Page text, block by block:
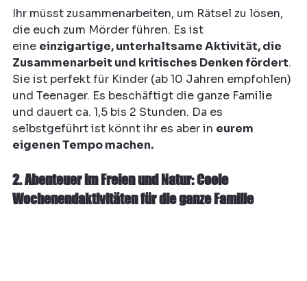
Ihr müsst zusammenarbeiten, um Rätsel zu lösen,
die euch zum Mörder führen. Es ist
eine einzigartige, unterhaltsame Aktivität, die
Zusammenarbeit und kritisches Denken fördert.
Sie ist perfekt für Kinder (ab 10 Jahren empfohlen)
und Teenager. Es beschäftigt die ganze Familie
und dauert ca. 1,5 bis 2 Stunden. Da es
selbstgeführt ist könnt ihr es aber in eurem
eigenen Tempo machen.
2. Abenteuer im Freien und Natur: Coole
Wochenendaktivitäten für die ganze Familie